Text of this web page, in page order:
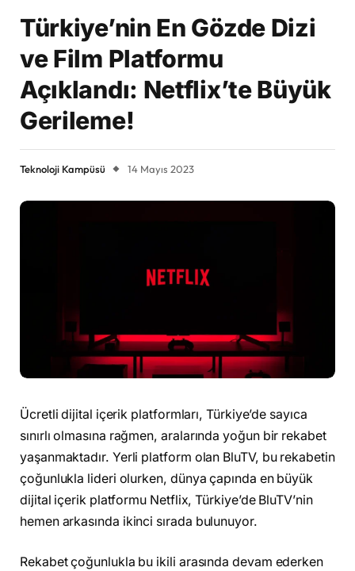
Türkiye’nin En Gözde Dizi
ve Film Platformu
Açıklandı: Netflix’te Büyük
Gerileme!
Teknoloji Kampüsü 14 Mayıs 2023
Ücretli dijital içerik platformları, Türkiye’de sayıca
sınırlı olmasına rağmen, aralarında yoğun bir rekabet
yaşanmaktadır. Yerli platform olan BluTV, bu rekabetin
çoğunlukla lideri olurken, dünya çapında en büyük
dijital içerik platformu Netflix, Türkiye’de BluTV’nin
hemen arkasında ikinci sırada bulunuyor.
Rekabet çoğunlukla bu ikili arasında devam ederken